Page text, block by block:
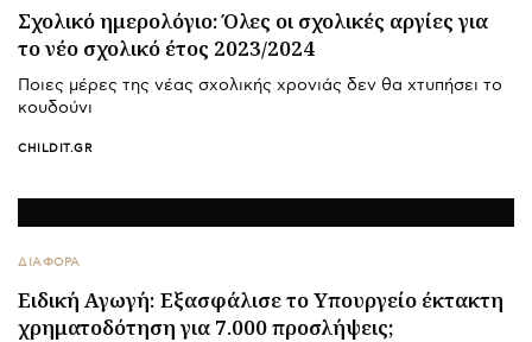
Σχολικό ημερολόγιο: Όλες οι σχολικές αργίες για
το νέο σχολικό έτος 2023/2024
Ποιες μέρες της νέας σχολικής χρονιάς δεν θα χτυπήσει το
κουδούνι
CHILDIT.GR
ΔΙΑΦΟΡΑ
Ειδική Αγωγή: Εξασφάλισε το Υπουργείο έκτακτη
χρηματοδότηση για 7.000 προσλήψεις;